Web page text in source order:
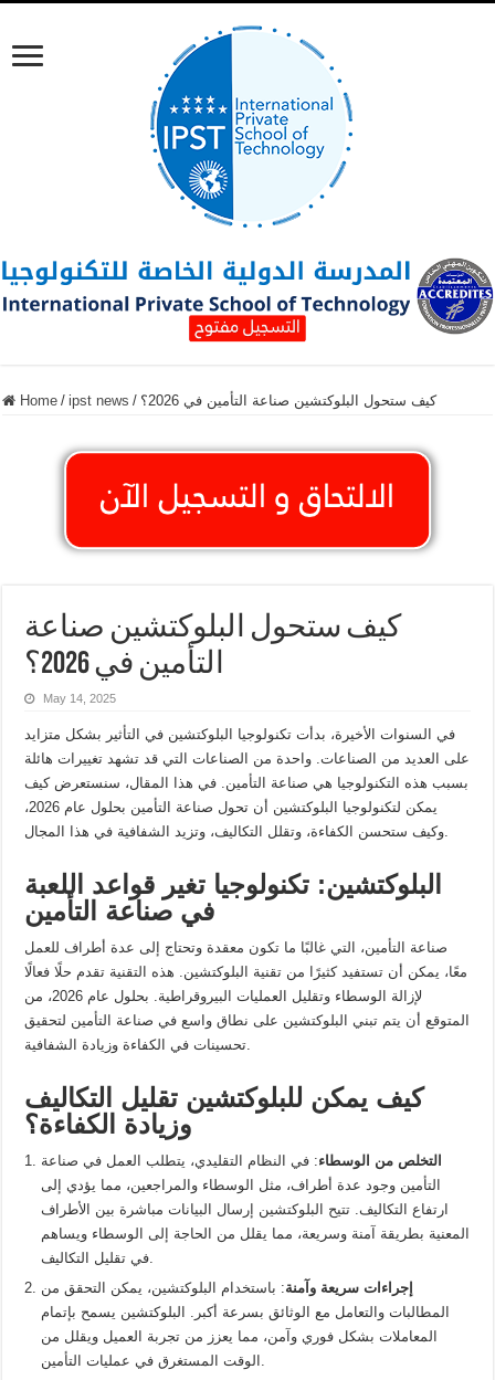
Home / ipst news / كيف ستحول البلوكتشين صناعة التأمين في 2026؟
كيف ستحول البلوكتشين صناعة
التأمين في 2026؟
May 14, 2025
في السنوات الأخيرة، بدأت تكنولوجيا البلوكتشين في التأثير بشكل متزايد
على العديد من الصناعات. واحدة من الصناعات التي قد تشهد تغييرات هائلة
بسبب هذه التكنولوجيا هي صناعة التأمين. في هذا المقال، سنستعرض كيف
يمكن لتكنولوجيا البلوكتشين أن تحول صناعة التأمين بحلول عام 2026،
وكيف ستحسن الكفاءة، وتقلل التكاليف، وتزيد الشفافية في هذا المجال.
البلوكتشين: تكنولوجيا تغير قواعد اللعبة
في صناعة التأمين
صناعة التأمين، التي غالبًا ما تكون معقدة وتحتاج إلى عدة أطراف للعمل
معًا، يمكن أن تستفيد كثيرًا من تقنية البلوكتشين. هذه التقنية تقدم حلًا فعالًا
لإزالة الوسطاء وتقليل العمليات البيروقراطية. بحلول عام 2026، من
المتوقع أن يتم تبني البلوكتشين على نطاق واسع في صناعة التأمين لتحقيق
تحسينات في الكفاءة وزيادة الشفافية.
كيف يمكن للبلوكتشين تقليل التكاليف
وزيادة الكفاءة؟
التخلص من الوسطاء: في النظام التقليدي، يتطلب العمل في صناعة
التأمين وجود عدة أطراف، مثل الوسطاء والمراجعين، مما يؤدي إلى
ارتفاع التكاليف. تتيح البلوكتشين إرسال البيانات مباشرة بين الأطراف
المعنية بطريقة آمنة وسريعة، مما يقلل من الحاجة إلى الوسطاء ويساهم
في تقليل التكاليف.
إجراءات سريعة وآمنة: باستخدام البلوكتشين، يمكن التحقق من
المطالبات والتعامل مع الوثائق بسرعة أكبر. البلوكتشين يسمح بإتمام
المعاملات بشكل فوري وآمن، مما يعزز من تجربة العميل ويقلل من
الوقت المستغرق في عمليات التأمين.